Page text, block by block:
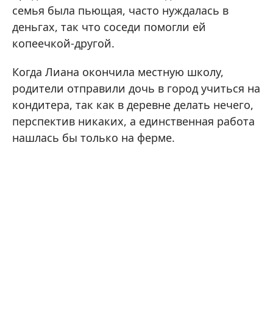
семья была пьющая, часто нуждалась в
деньгах, так что соседи помогли ей
копеечкой-другой.
Когда Лиана окончила местную школу,
родители отправили дочь в город учиться на
кондитера, так как в деревне делать нечего,
перспектив никаких, а единственная работа
нашлась бы только на ферме.